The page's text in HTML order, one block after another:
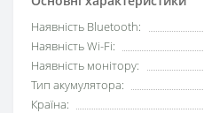
Наявність Bluetooth:
Наявність Wi-Fi:
Наявність монітору:
Тип акумулятора:
Країна: